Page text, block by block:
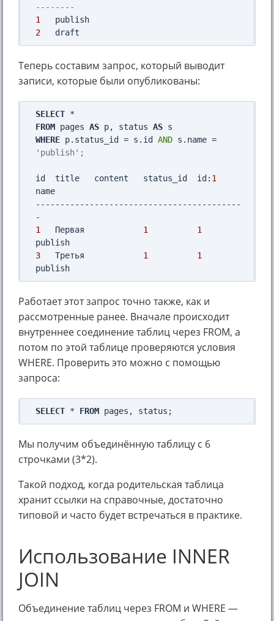
--------
1
2
Теперь составим запрос, который выводит
записи, которые были опубликованы:
SELECT
FROM pages AS p, status AS
WHERE p.status_id = s.id AND
'publish';
id  title   content   status_id  id: 1
name
------------------------------------------
1
   Первая
1
1
3
   Третья
1
1
Работает этот запрос точно также, как и
рассмотренные ранее. Вначале происходит
внутреннее соединение таблиц через FROM, а
потом по этой таблице проверяются условия
WHERE. Проверить это можно с помощью
запроса:
SELECT * FROM
Мы получим объединённую таблицу с 6
строчками (3*2).
Такой подход, когда родительская таблица
хранит ссылки на справочные, достаточно
типовой и часто будет встречаться в практике.
Использование INNER
JOIN
Объединение таблиц через FROM и WHERE —